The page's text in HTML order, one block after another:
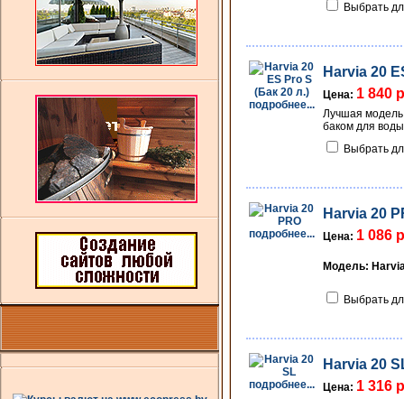
Выбрать
подробнее...
Harvia 20
Цена: 1 840
Лучшая модель
баком для
Выбрать
подробнее...
Harvia 20
Цена: 1 086
Модель:
Выбрать
подробнее...
Harvia 20
Цена: 1 316